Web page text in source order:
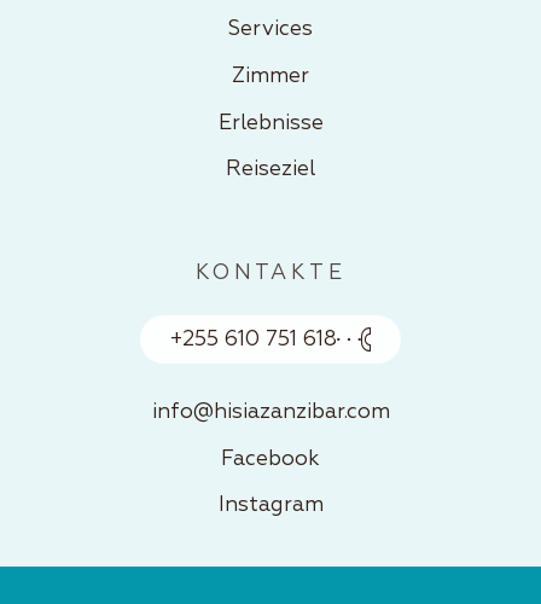
Services
Zimmer
Erlebnisse
Reiseziel
KONTAKTE
+255 610 751 618
info@hisiazanzibar.com
Facebook
Instagram